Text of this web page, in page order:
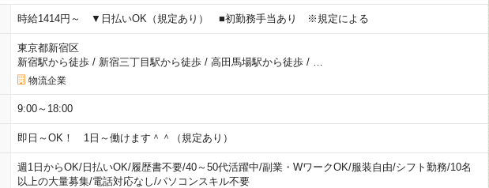
時給1414円～ ▼日払いOK（規定あり） ■初勤務手当あり ※規定による
東京都新宿区
新宿駅から徒歩/ 新宿三丁目駅から徒歩/ 高田馬場駅から徒歩/
物流企業
9:00～18:00
即日～OK！ 1日～働けます＾＾（規定あり）
週1日からOK/日払いOK/履歴書不要/40～50代活躍中/副業・WワークOK/服装自由/シフト勤務/10名
以上の大量募集/電話対応なし/パソコンスキル不要